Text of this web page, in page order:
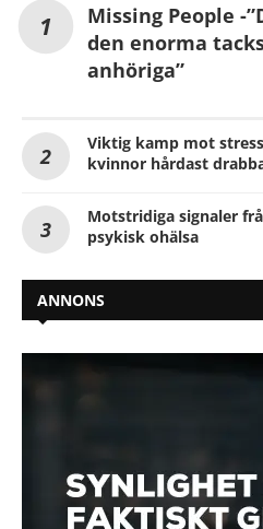
Missing People -
den enorma
anhöriga”
Viktig kamp mot
kvinnor hårdast
Motstridiga signaler
psykisk ohälsa
ANNONS